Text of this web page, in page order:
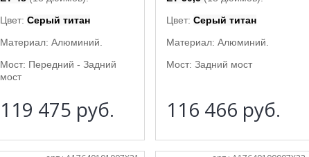
Цвет: Серый титан
Материал: Алюминий.
Мост: Передний - Задний
мост
119 475 руб.
Цвет:Серый титан
Материал: Алюминий.
Мост: Задний мост
116 466 руб.